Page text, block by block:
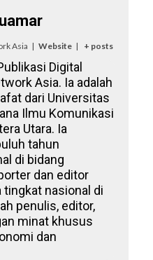
Asia | Website | + posts
Digital
Asia. Ia adalah
dari Universitas
Ilmu Komunikasi
Utara. Ia
tahun
di bidang
dan editor
nasional di
penulis, editor,
minat khusus
dan